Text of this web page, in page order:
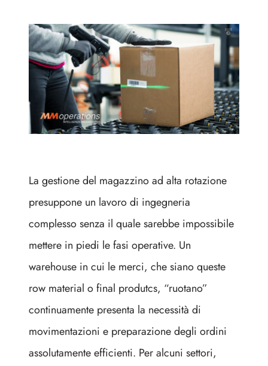
La gestione del magazzino ad alta rotazione
presuppone un lavoro di ingegneria
complesso senza il quale sarebbe impossibile
mettere in piedi le fasi operative. Un
warehouse in cui le merci, che siano queste
row material o final produtcs, “ruotano”
continuamente presenta la necessità di
movimentazioni e preparazione degli ordini
assolutamente efficienti. Per alcuni settori,